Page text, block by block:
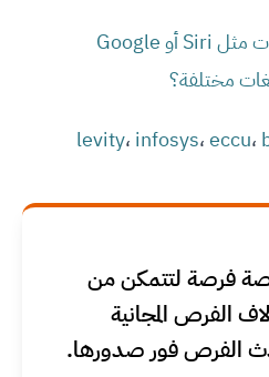
كيف يمكن لتطبيقات مثل Siri أو Google
levity، infosys،eccu،
فرصة لتتمكن من
الفرص المجانية
الفرص فور صدورها.